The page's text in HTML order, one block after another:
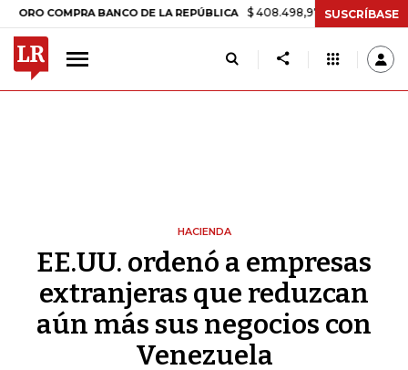
BANCO DE LA REPÚBLICA $ 408.498,97 +$ 8.753,81 +2,19%
SUSCRÍBASE
HACIENDA
EE.UU. ordenó a empresas
extranjeras que reduzcan
aún más sus negocios con
Venezuela